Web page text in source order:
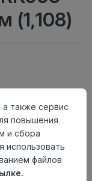
(1,108)
также сервис
повышения
и сбора
использовать
файлов